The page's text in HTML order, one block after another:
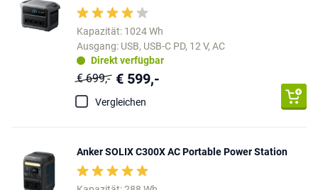
Kapazität: 1024 Wh
Ausgang: USB, USB-C PD, 12 V, AC
Direkt verfügbar
€ 699,- € 599,-
Vergleichen
Anker SOLIX C300X AC Portable Power Station